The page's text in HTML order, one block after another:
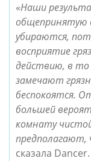
«Наши
общепринятую
убираются,
восприятие
действию, в то
замечают
беспокоятся.
большей
комнату
сказала Dancer.